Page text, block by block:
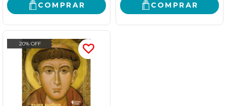
COMPRAR COMPRAR
20% OFF